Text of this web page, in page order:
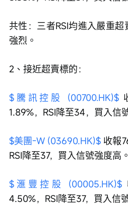
共性：三者RSI均進入嚴重
強烈。
2、接近超賣標的：
$騰訊控股 (00700.HK)$
1.89%，RSI降至34，買入信
$美團-W (03690.HK)$ 收報
RSI降至37，買入信號強度高。
$滙豐控股 (00005.HK)$
4.50%，RSI降至37，買入信